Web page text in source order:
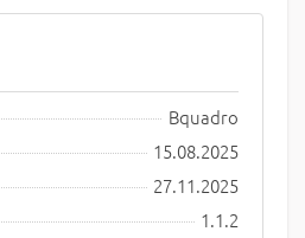
Bquadro
15.08.2025
27.11.2025
1.1.2